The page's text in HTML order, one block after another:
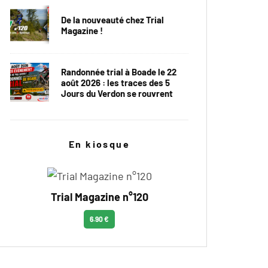
De la nouveauté chez Trial
Magazine !
Randonnée trial à Boade le 22
août 2026 : les traces des 5
Jours du Verdon se rouvrent
En kiosque
Trial Magazine n°120
6.90 €